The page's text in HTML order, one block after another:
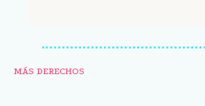
MÁS DERECHOS